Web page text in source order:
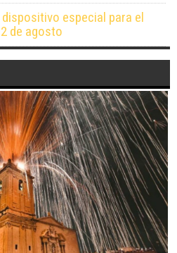
especial para el
de agosto